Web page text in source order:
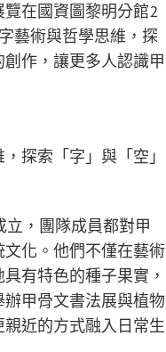
在國資圖黎明分館2
藝術與哲學思維，探
作，讓更多人認識甲
探索「字」與「空」
立，團隊成員都對甲
化。他們不僅在藝術
有特色的種子果實，
甲骨文書法展與植物
近的方式融入日常生